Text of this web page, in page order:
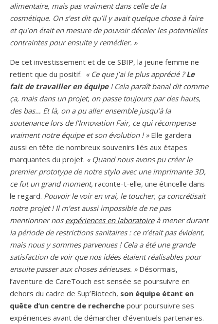
alimentaire, mais pas vraiment dans celle de la
cosmétique. On s’est dit qu’il y avait quelque chose à faire
et qu’on était en mesure de pouvoir déceler les potentielles
contraintes pour ensuite y remédier. »
De cet investissement et de ce SBIP, la jeune femme ne
retient que du positif. « Ce que j’ai le plus apprécié ?Le
fait de travailler en équipe! Cela paraît banal dit comme
ça, mais dans un projet, on passe toujours par des hauts,
des bas… Et là, on a pu aller ensemble jusqu’à la
soutenance lors de l’Innovation Fair, ce qui récompense
vraiment notre équipe et son évolution ! » Elle gardera
aussi en tête de nombreux souvenirs liés aux étapes
marquantes du projet. « Quand nous avons pu créer le
premier prototype de notre stylo avec une imprimante 3D,
ce fut un grand moment, raconte-t-elle, une étincelle dans
le regard. Pouvoir le voir en vrai, le toucher, ça concrétisait
notre projet ! Il m’est aussi impossible de ne pas
mentionner nos expériences en laboratoireà mener durant
la période de restrictions sanitaires : ce n’était pas évident,
mais nous y sommes parvenues ! Cela a été une grande
satisfaction de voir que nos idées étaient réalisables pour
ensuite passer aux choses sérieuses. » Désormais,
l’aventure de CareTouch est sensée se poursuivre en
dehors du cadre de Sup’Biotech, son équipe étant en
quête d’un centre de recherche pour poursuivre ses
expériences avant de démarcher d’éventuels partenaires.